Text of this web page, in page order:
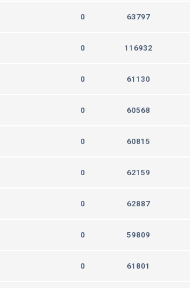
0 63797
0 116932
0 61130
0 60568
0 60815
0 62159
0 62887
0 59809
0 61801